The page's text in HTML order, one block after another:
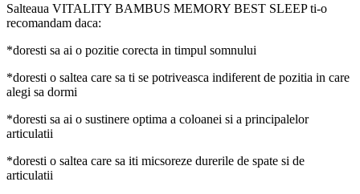
Salteaua VITALITY BAMBUS MEMORY BEST SLEEP ti-o
recomandam daca:
*doresti sa ai o pozitie corecta in timpul somnului
*doresti o saltea care sa ti se potriveasca indiferent de pozitia in care
alegi sa dormi
*doresti sa ai o sustinere optima a coloanei si a principalelor
articulatii
*doresti o saltea care sa iti micsoreze durerile de spate si de
articulatii